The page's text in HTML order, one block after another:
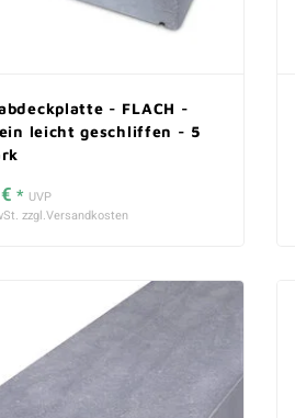
- FLACH -
leicht geschliffen - 5
* UVP
zzgl.Versandkosten